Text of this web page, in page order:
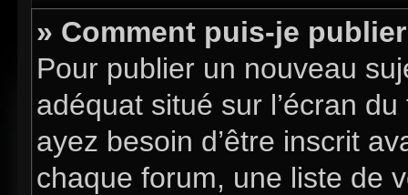
» Comment puis-je
Pour publier un nouveau
adéquat situé sur l’écran
ayez besoin d’être inscrit
chaque forum, une liste de